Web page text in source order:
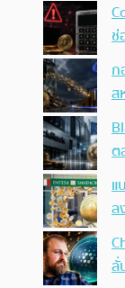
ช่
ก
ส
ต
แ
ล
ลั่